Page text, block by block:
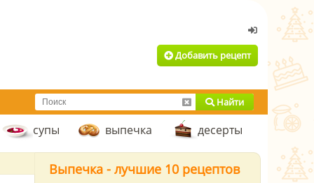
Добавить рецепт
Найти
супы выпечка десерты
Выпечка - лучшие 10 рецептов